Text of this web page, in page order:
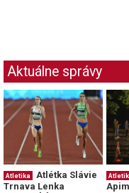
Aktuálne správy
Atletika
Atlétka Slávie
Trnava Lenka